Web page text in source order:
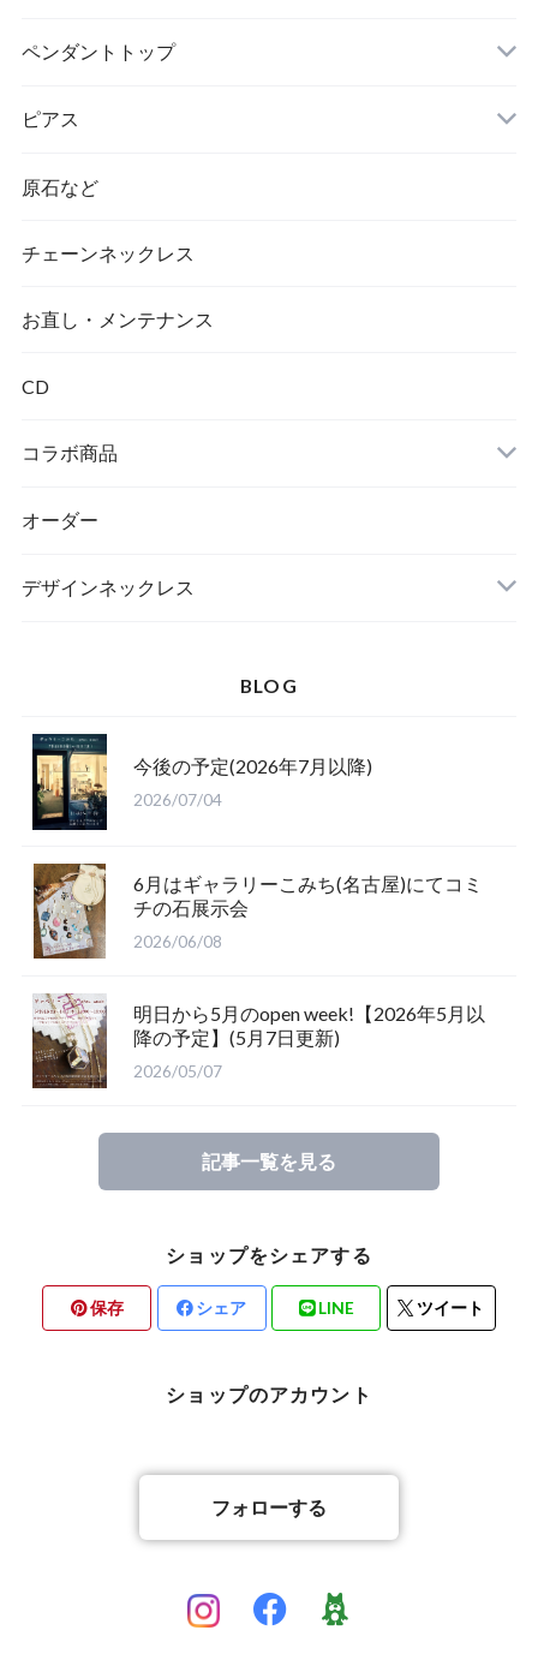
ペンダントトップ
ピアス
ダイヤモンド
原石など
チェーンネックレス
お直し・メンテナンス
CD
コラボ商品
オーダー
デザインネックレス
BLOG
今後の予定(2026年7月以降)
2026/07/04
6月はギャラリーこみち(名古屋)にてコミ
チの石展示会
2026/06/08
明日から5月のopen week!【2026年5月以
降の予定】(5月7日更新)
2026/05/07
記事一覧を見る
ショップをシェアする
保存 シェア LINE ツイート
ショップのアカウント
フォローする